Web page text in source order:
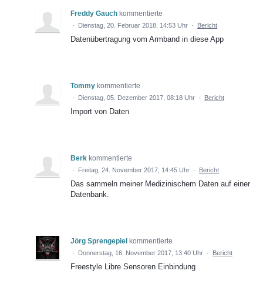
Freddy Gauch kommentierte
· Dienstag, 20. Februar 2018, 14:53 Uhr · Bericht
Datenübertragung vom Armband in diese App
Tommy kommentierte
· Dienstag, 05. Dezember 2017, 08:18 Uhr · Bericht
Import von Daten
Berk kommentierte
· Freitag, 24. November 2017, 14:45 Uhr · Bericht
Das sammeln meiner Medizinischem Daten auf einer
Datenbank.
Jörg Sprengepiel kommentierte
· Donnerstag, 16. November 2017, 13:40 Uhr · Bericht
Freestyle Libre Sensoren Einbindung